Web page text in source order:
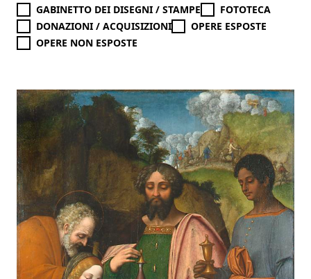
GABINETTO DEI DISEGNI / STAMPE
FOTOTECA
DONAZIONI / ACQUISIZIONI
OPERE ESPOSTE
OPERE NON ESPOSTE